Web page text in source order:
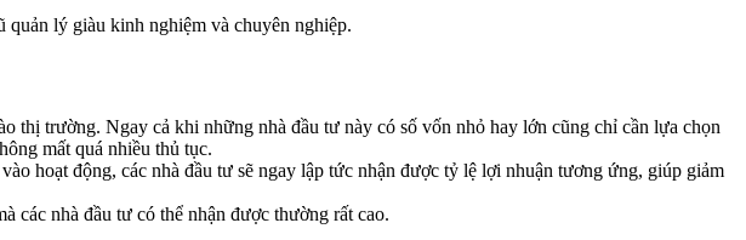
lý giàu kinh nghiệm và chuyên nghiệp.
thị trường. Ngay cả khi những nhà đầu tư này có số vốn nhỏ hay lớn cũng chỉ cần lựa chọn
mất quá nhiều thủ tục.
hoạt động, các nhà đầu tư sẽ ngay lập tức nhận được tỷ lệ lợi nhuận tương ứng, giúp giảm
các nhà đầu tư có thể nhận được thường rất cao.